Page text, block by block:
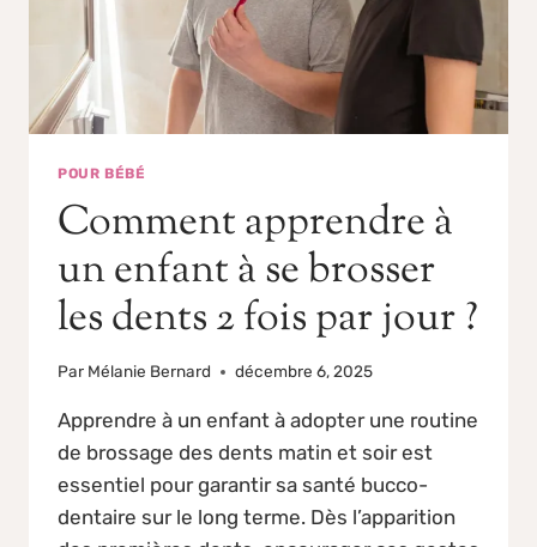
POUR BÉBÉ
Comment apprendre à
un enfant à se brosser
les dents 2 fois par jour ?
Par Mélanie Bernard décembre 6, 2025
Apprendre à un enfant à adopter une routine
de brossage des dents matin et soir est
essentiel pour garantir sa santé bucco-
dentaire sur le long terme. Dès l’apparition